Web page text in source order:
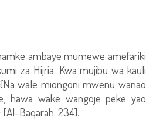
ambaye mumewe amefariki
za Hijria. Kwa mujibu wa kauli
wale miongoni mwenu wanao
hawa wake wangoje peke yao
Baqarah: 234].